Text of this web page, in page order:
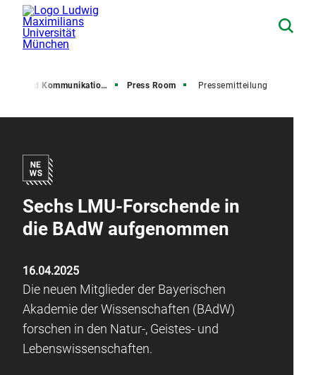
und Kommunikation (PuK) Press Room Pressemitteilung
Sechs LMU-Forschende in
die BAdW aufgenommen
16.04.2025
Die neuen Mitglieder der Bayerischen
Akademie der Wissenschaften (BAdW)
forschen in den Natur-, Geistes- und
Lebenswissenschaften.